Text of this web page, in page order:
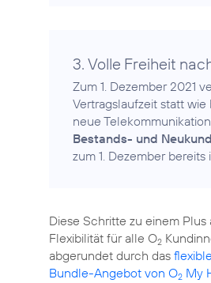
3. Volle Freiheit
Zum 1. Dezember 2021
Vertragslaufzeit statt
neue
Bestands- und
Diese Schritte zu einem
Flexibilität für alle O2
abgerundet durch das
Bundle-Angebot von O2 My